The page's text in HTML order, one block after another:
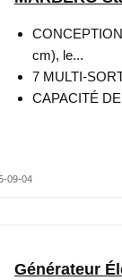
cm), le...
7 MULTI-
CAPACITÉ
09-04
Générateur